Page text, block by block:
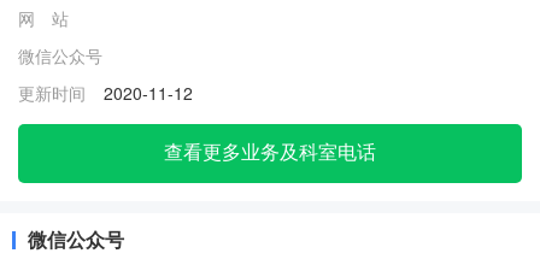
网 站
微信公众号
更新时间
2020-11-12
查看更多业务及科室电话
微信公众号